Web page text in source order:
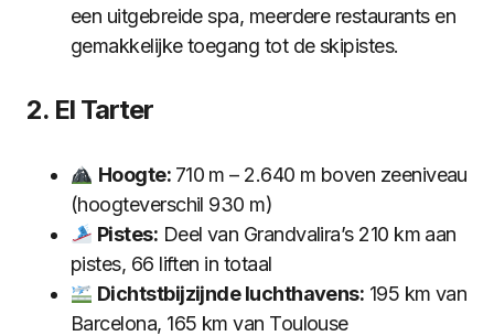
een uitgebreide spa, meerdere restaurants en
gemakkelijke toegang tot de skipistes.
2. El Tarter
Hoogte: 710 m – 2.640 m boven zeeniveau
(hoogteverschil 930 m)
Pistes: Deel van Grandvalira’s 210 km aan
pistes, 66 liften in totaal
Dichtstbijzijnde luchthavens: 195 km van
Barcelona, 165 km van Toulouse